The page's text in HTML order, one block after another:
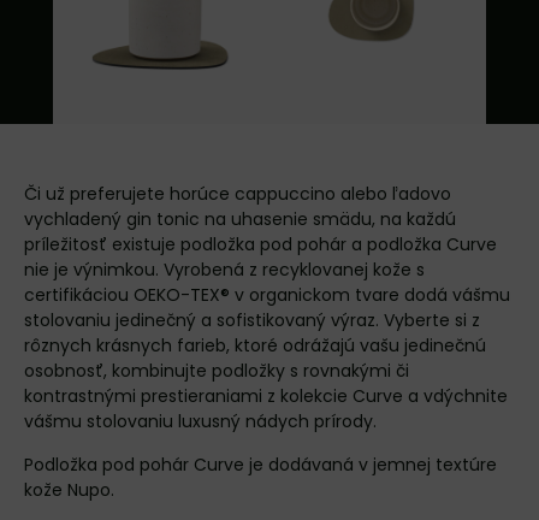
Či už preferujete horúce cappuccino alebo ľadovo
vychladený gin tonic na uhasenie smädu, na každú
príležitosť existuje podložka pod pohár a podložka Curve
nie je výnimkou. Vyrobená z recyklovanej kože s
certifikáciou OEKO-TEX® v organickom tvare dodá vášmu
stolovaniu jedinečný a sofistikovaný výraz. Vyberte si z
rôznych krásnych farieb, ktoré odrážajú vašu jedinečnú
osobnosť, kombinujte podložky s rovnakými či
kontrastnými prestieraniami z kolekcie Curve a vdýchnite
vášmu stolovaniu luxusný nádych prírody.
Podložka pod pohár Curve je dodávaná v jemnej textúre
kože Nupo.